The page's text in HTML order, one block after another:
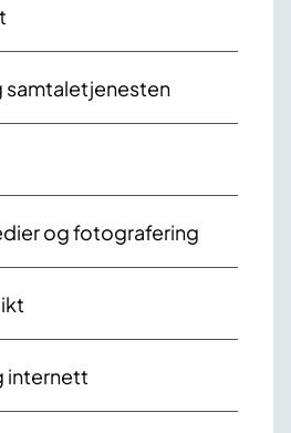
samtaletjenesten
og fotografering
internett